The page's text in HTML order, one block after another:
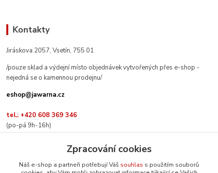
Kontakty
Jiráskova 2057, Vsetín, 755 01
/pouze sklad a výdejní místo objednávek vytvořených přes e-shop -
nejedná se o kamennou prodejnu/
eshop@jawarna.cz
tel.: +420 608 369 346
(po-pá 9h-16h)
Zpracování cookies
Náš e-shop a partneři potřebují Váš souhlas s použitím souborů